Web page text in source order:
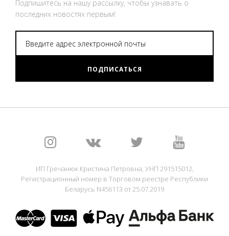
Подпишитесь на нашу рассылку, чтобы узнавать о
последних новостях первым!
ПОДПИСАТЬСЯ
ИП Гречанюк Кристина Петровна, УНП 291515012,
Регистрационный номер в Торговом реестре Республики
Беларусь N456113 от 25.07.2019